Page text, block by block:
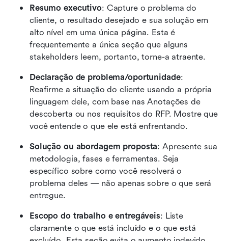
Resumo executivo: Capture o problema do
cliente, o resultado desejado e sua solução em
alto nível em uma única página. Esta é
frequentemente a única seção que alguns
stakeholders leem, portanto, torne-a atraente.
Declaração de problema/oportunidade:
Reafirme a situação do cliente usando a própria
linguagem dele, com base nas Anotações de
descoberta ou nos requisitos do RFP. Mostre que
você entende o que ele está enfrentando.
Solução ou abordagem proposta: Apresente sua
metodologia, fases e ferramentas. Seja
específico sobre como você resolverá o
problema deles — não apenas sobre o que será
entregue.
Escopo do trabalho e entregáveis: Liste
claramente o que está incluído e o que está